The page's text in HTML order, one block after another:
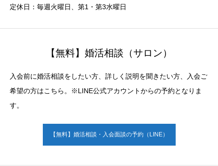
定休日：毎週火曜日、第1・第3水曜日
【無料】婚活相談（サロン）
入会前に婚活相談をしたい方、詳しく説明を聞きたい方、入会ご
希望の方はこちら。※LINE公式アカウントからの予約となりま
す。
【無料】婚活相談・入会面談の予約（LINE）